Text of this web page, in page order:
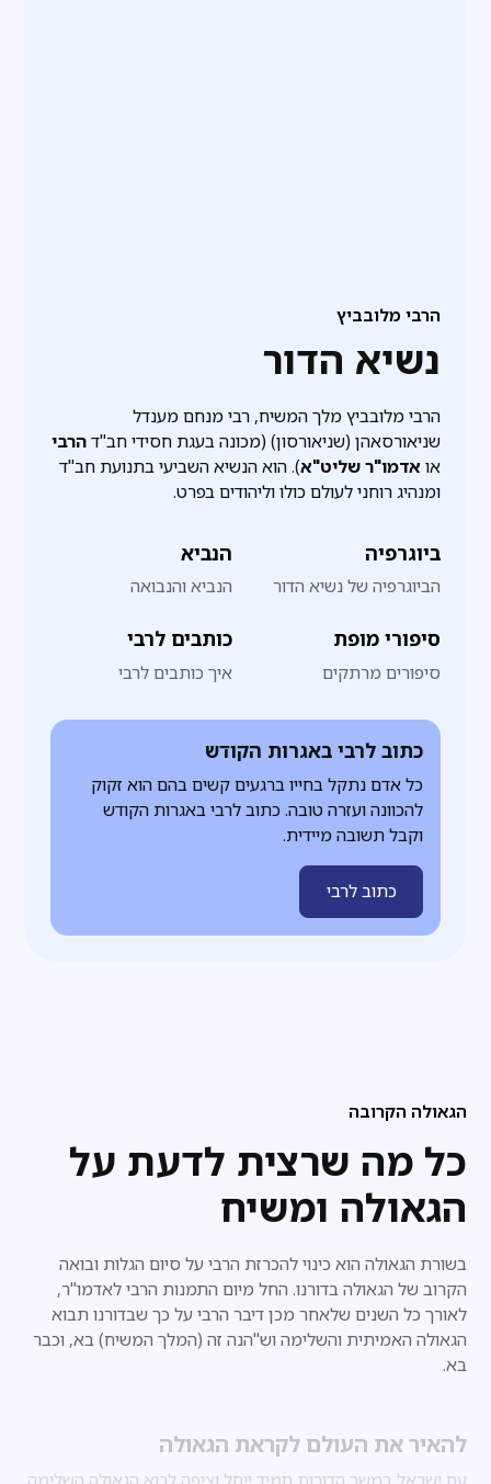
הרבי מלובביץ
נשיא הדור
הרבי מלובביץ מלך המשיח, רבי מנחם מענדל
שניאורסאהן (שניאורסון) (מכונה בעגת חסידי חב"דהרבי
אואדמו"ר שליט"א). הוא הנשיא השביעי בתנועת חב"ד
ומנהיג רוחני לעולם כולו וליהודים בפרט.
ביוגרפיה
הביוגרפיה של נשיא הדור
הנביא
הנביא והנבואה
סיפורי מופת
סיפורים מרתקים
כותבים לרבי
איך כותבים לרבי
כתוב לרבי באגרות הקודש
כל אדם נתקל בחייו ברגעים קשים בהם הוא זקוק
להכוונה ועזרה טובה. כתוב לרבי באגרות הקודש
וקבל תשובה מיידית.
כתוב לרבי
הגאולה הקרובה
כל מה שרצית לדעת על
הגאולה ומשיח
בשורת הגאולה הוא כינוי להכרזת הרבי על סיום הגלות ובואה
הקרוב של הגאולה בדורנו. החל מיום התמנות הרבי לאדמו"ר,
לאורך כל השנים שלאחר מכן דיבר הרבי על כך שבדורנו תבוא
הגאולה האמיתית והשלימה וש"הנה זה (המלך המשיח) בא, וכבר
בא.
להאיר את העולם לקראת הגאולה